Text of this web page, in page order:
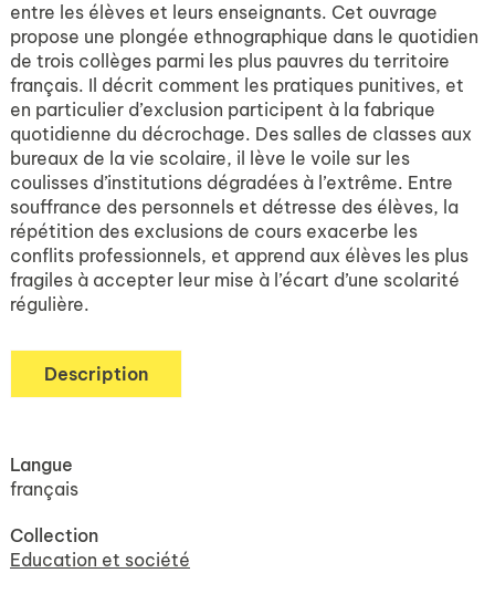
entre les élèves et leurs enseignants. Cet ouvrage
propose une plongée ethnographique dans le quotidien
de trois collèges parmi les plus pauvres du territoire
français. Il décrit comment les pratiques punitives, et
en particulier d’exclusion participent à la fabrique
quotidienne du décrochage. Des salles de classes aux
bureaux de la vie scolaire, il lève le voile sur les
coulisses d’institutions dégradées à l’extrême. Entre
souffrance des personnels et détresse des élèves, la
répétition des exclusions de cours exacerbe les
conflits professionnels, et apprend aux élèves les plus
fragiles à accepter leur mise à l’écart d’une scolarité
régulière.
Description
Langue
français
Collection
Education et société